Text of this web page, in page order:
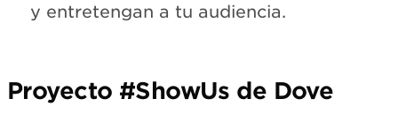
y entretengan a tu audiencia.
Proyecto #ShowUs de Dove